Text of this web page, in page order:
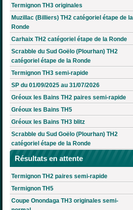
Termignon TH3 originales
Muzillac (Billiers) TH2 catégoriel étape de la
Ronde
Carhaix TH2 catégoriel étape de la Ronde
Scrabble du Sud Goëlo (Plourhan) TH2
catégoriel étape de la Ronde
Termignon TH3 semi-rapide
SP du 01/09/2025 au 31/07/2026
Gréoux les Bains TH2 paires semi-rapide
Gréoux les Bains TH5
Gréoux les Bains TH3 blitz
Scrabble du Sud Goëlo (Plourhan) TH2
catégoriel étape de la Ronde
Résultats en attente
Termignon TH2 paires semi-rapide
Termignon TH5
Coupe Onondaga TH3 originales semi-